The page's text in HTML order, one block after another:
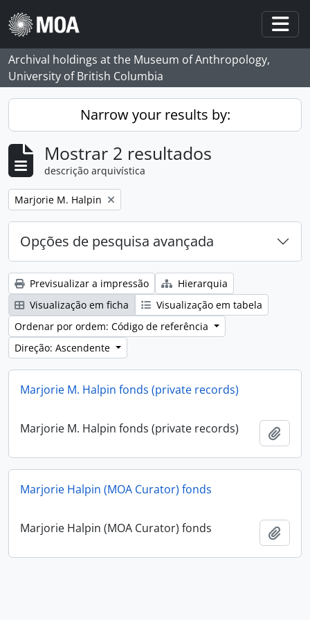
Skip to main content
Archival holdings at the Museum of Anthropology,
University of British Columbia
Narrow your results by:
Mostrar 2 resultados
descrição arquivística
Remove filter:
Marjorie M. Halpin
Opções de pesquisa avançada
Previsualizar a impressão
Hierarquia
Visualização em ficha
Visualização em tabela
Ordenar por ordem: Código de referência
Direção: Ascendente
Marjorie M. Halpin fonds (private records)
Marjorie M. Halpin fonds (private records)
Marjorie Halpin (MOA Curator) fonds
Marjorie Halpin (MOA Curator) fonds